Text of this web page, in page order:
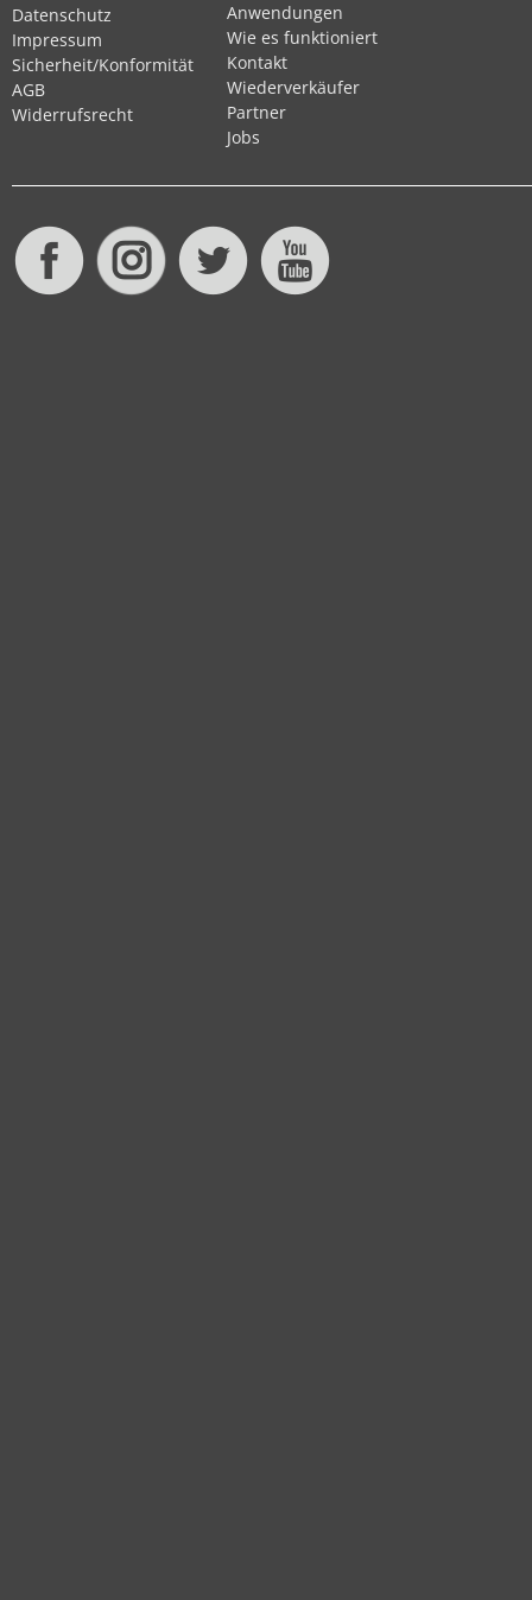
Datenschutz
Impressum
Sicherheit/Konformität
AGB
Widerrufsrecht
Anwendungen
Wie es funktioniert
Kontakt
Wiederverkäufer
Partner
Jobs